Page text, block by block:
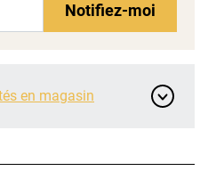
Notifiez-moi
en magasin